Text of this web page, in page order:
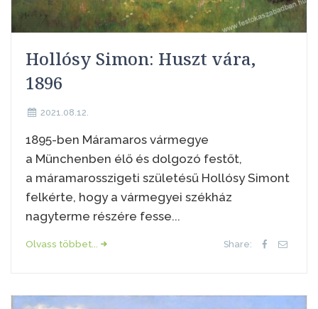
Hollósy Simon: Huszt vára,
1896
2021.08.12.
1895-ben Máramaros vármegye
a Münchenben élő és dolgozó festőt,
a máramarosszigeti születésű Hollósy Simont
felkérte, hogy a vármegyei székház
nagyterme részére fesse...
Olvass többet... Share: